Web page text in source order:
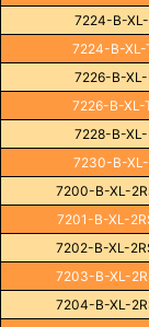
7224-B-
7224-B-XL-
7226-B-
7226-B-XL-
7228-B-
7230-B-
7200-B-XL-
7201-B-XL-
7202-B-XL-
7203-B-XL-
7204-B-XL-